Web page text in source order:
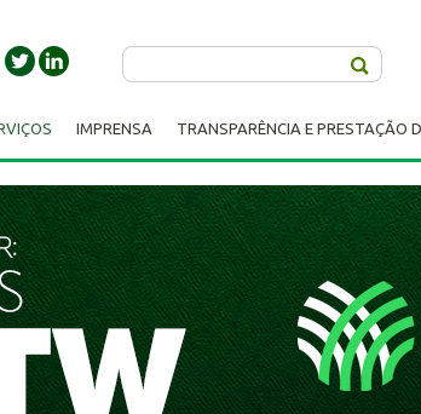
IMPRENSA TRANSPARÊNCIA E PRESTAÇÃO